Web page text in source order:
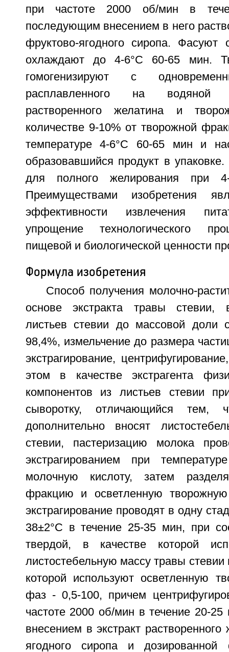
при частоте 2000 об/мин в
последующим внесением в него
фруктово-ягодного сиропа.
охлаждают до 4-6°С 60-65 мин.
гомогенизируют с
расплавленного на
растворенного желатина и
количестве 9-10% от творожной
температуре 4-6°С 60-65 мин и
образовавшийся продукт в
для полного желирования при
Преимуществами изобретения
эффективности извлечения
упрощение технологического
пищевой и биологической ценности
Формула изобретения
Способ получения молочно-
основе экстракта травы стевии,
листьев стевии до массовой доли
98,4%, измельчение до размера
экстрагирование,
этом в качестве экстрагента
компонентов из листьев стевии
сыворотку, отличающийся тем,
дополнительно вносят
стевии, пастеризацию молока
экстрагированием при
молочную кислоту, затем
фракцию и осветленную
экстрагирование проводят в одну
38±2°С в течение 25-35 мин, при
твердой, в качестве которой
листостебельную массу травы стевии
которой используют осветленную
фаз - 0,5-100, причем
частоте 2000 об/мин в течение 20-
внесением в экстракт
ягодного сиропа и